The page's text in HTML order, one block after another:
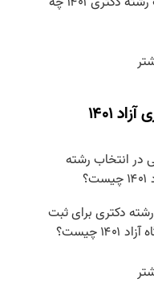
دانشگاه آزاد
۱۴۰۱
در انتخاب رشته
دکتری برای ثبت
چیست؟